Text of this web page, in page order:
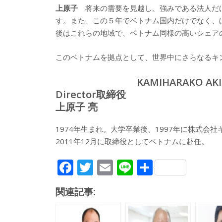
上原子 将来の需要を見越し、強みである法人
す。また、この５年でベトナム国内だけでなく
後はこれらの地域で、ベトナム同様の高いシェ
このベトナムを拠点として、世界中にさらなる
KAMIHARAKO
Director取締役
上原子 亮
1974年生まれ。大学卒業後、1997年に株式会社
2011年12月に取締役としてベトナムに赴任。
F
ac
e
b
T
itt
er
E Li 共
関連記事: